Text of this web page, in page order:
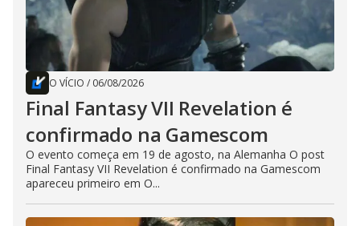
O VÍCIO / 06/08/2026
Final Fantasy VII Revelation é
confirmado na Gamescom
O evento começa em 19 de agosto, na Alemanha O post
Final Fantasy VII Revelation é confirmado na Gamescom
apareceu primeiro em O...